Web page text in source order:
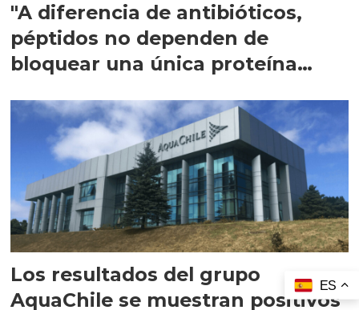
"A diferencia de antibióticos,
péptidos no dependen de
bloquear una única proteína
Los resultados del grupo
AquaChile se muestran positivos
ES